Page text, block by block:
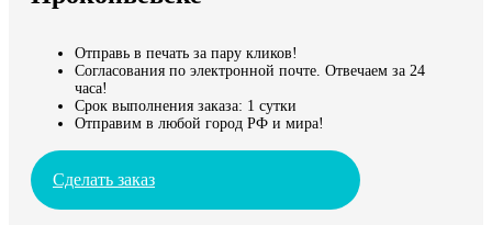
Отправь в печать за пару кликов!
Согласования по электронной почте. Отвечаем за 24
часа!
Срок выполнения заказа: 1 сутки
Отправим в любой город РФ и мира!
Сделать заказ